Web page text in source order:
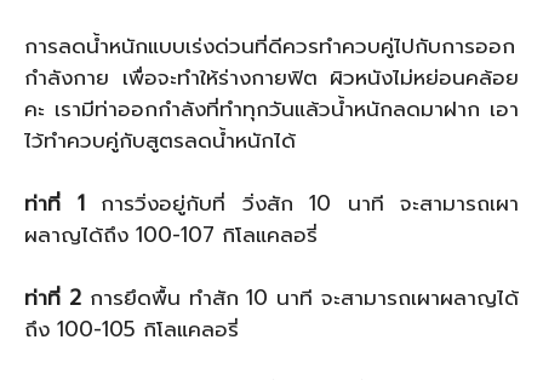
การลดน้ำหนักแบบเร่งด่วนที่ดีควรทำควบคู่ไปกับการออก
กำลังกาย เพื่อจะทำให้ร่างกายฟิต ผิวหนังไม่หย่อนคล้อย
คะ เรามีท่าออกกำลังที่ทำทุกวันแล้วน้ำหนักลดมาฝาก เอา
ไว้ทำควบคู่กับสูตรลดน้ำหนักได้
ท่าที่ 1การวิ่งอยู่กับที่ วิ่งสัก 10 นาที จะสามารถเผา
ผลาญได้ถึง 100-107 กิโลแคลอรี่
ท่าที่ 2การยึดพื้น ทำสัก 10 นาที จะสามารถเผาผลาญได้
ถึง 100-105 กิโลแคลอรี่